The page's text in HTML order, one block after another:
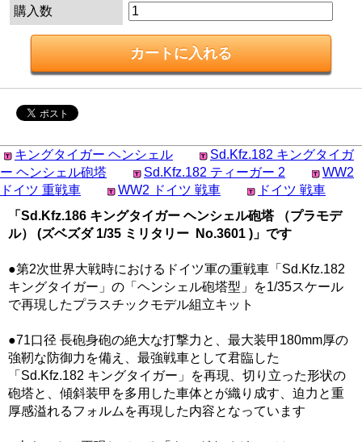
購入数
キングタイガー ヘンシェル
Sd.Kfz.182 キングタイガ
ー ヘンシェル砲塔
Sd.Kfz.182 ティーガー 2
WW2
ドイツ 重戦車
WW2 ドイツ 戦車
ドイツ 戦車
「Sd.Kfz.186 キングタイガー ヘンシェル砲塔 （プラモデ
ル） (ズベズダ 1/35 ミリタリー No.3601 )」です
●第2次世界大戦時におけるドイツ軍の重戦車「Sd.Kfz.182
キングタイガー」の「ヘンシェル砲塔型」を1/35スケール
で再現したプラスチックモデル組立キット
●71口径 長砲身砲の絶大な打撃力と、最大装甲180mm厚の
強靭な防御力を備え、最強戦車として君臨した
「Sd.Kfz.182 キングタイガー」を再現、切り立った形状の
砲塔と、傾斜装甲を多用した車体とが織り成す、迫力と重
厚感溢れるフォルムを再現した内容となっています